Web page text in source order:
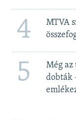
4
MTVA
5
Még az
dobták